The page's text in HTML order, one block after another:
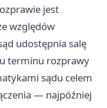
jest
względów
udostępnia salę
terminu rozprawy
sądu celem
— najpóźniej